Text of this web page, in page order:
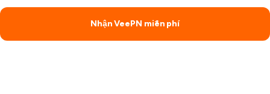
Nhận VeePN miễn phí